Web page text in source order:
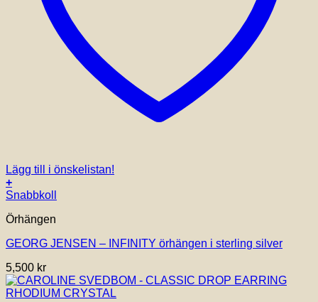
Lägg till i önskelistan!
+
Snabbkoll
Örhängen
GEORG JENSEN – INFINITY örhängen i sterling silver
5,500 kr